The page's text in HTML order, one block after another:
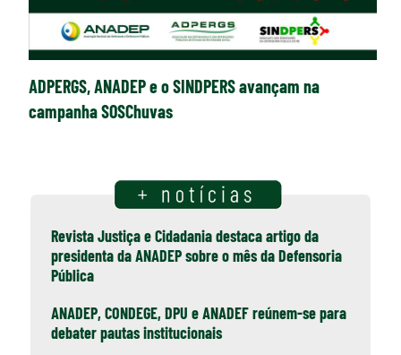
ADPERGS, ANADEP e o SINDPERS avançam na
campanha SOSChuvas
Revista Justiça e Cidadania destaca artigo da
presidenta da ANADEP sobre o mês da Defensoria
Pública
ANADEP, CONDEGE, DPU e ANADEF reúnem-se para
debater pautas institucionais